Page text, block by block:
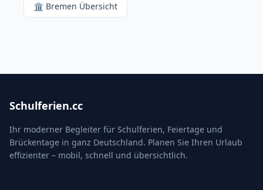
🏛️ Bremen Übersicht
Schulferien.cc
Ihr moderner Begleiter für Schulferien, Feiertage und
Brückentage in ganz Deutschland. Planen Sie Ihren Urlaub
effizienter – mobil, schnell und übersichtlich.